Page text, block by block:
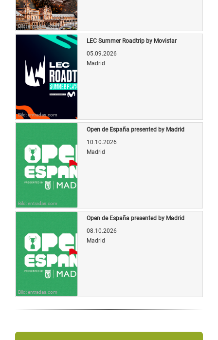
Bild: entradas.com
Bild: entradas.com
LEC Summer Roadtrip by Movistar
05.09.2026
Madrid
Bild: entradas.com
Open de España presented by Madrid
10.10.2026
Madrid
Bild: entradas.com
Open de España presented by Madrid
08.10.2026
Madrid